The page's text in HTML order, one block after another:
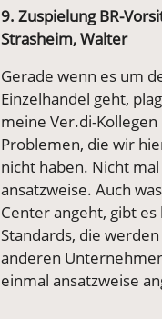
9. Zuspielung BR-
Strasheim, Walter
Gerade wenn es um
Einzelhandel geht,
meine Ver.di-
Problemen, die wir
nicht haben. Nicht mal
ansatzweise. Auch
Center angeht, gibt es
Standards, die
anderen
einmal ansatzweise